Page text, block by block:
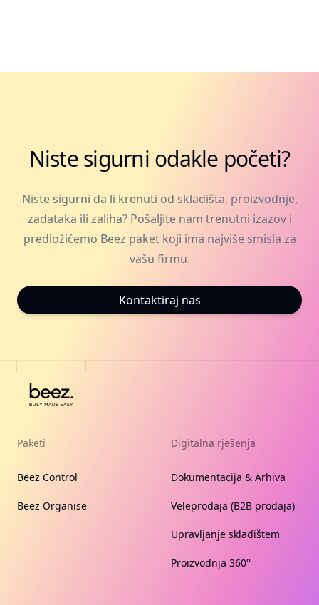
Niste sigurni odakle početi?
Niste sigurni da li krenuti od skladišta, proizvodnje,
zadataka ili zaliha? Pošaljite nam trenutni izazov i
predložićemo Beez paket koji ima najviše smisla za
vašu firmu.
Kontaktiraj nas
Paketi
Beez Control
Beez Organise
Digitalna rješenja
Dokumentacija & Arhiva
Veleprodaja (B2B prodaja)
Upravljanje skladištem
Proizvodnja 360°